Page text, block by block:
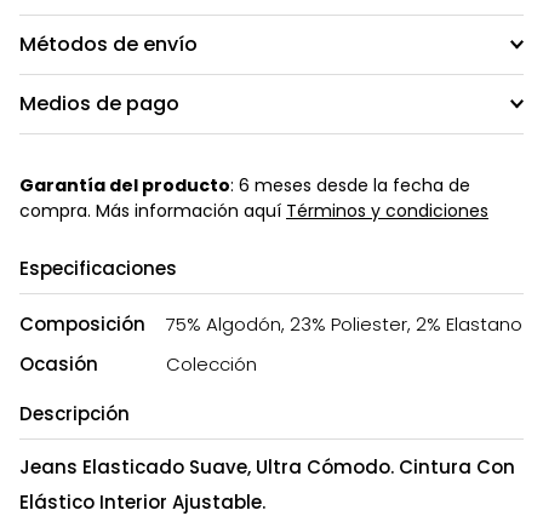
Métodos de envío
Medios de pago
Garantía del producto: 6 meses desde la fecha de
compra. Más información aquí Términos y condiciones
Especificaciones
Composición
75% Algodón, 23% Poliester, 2% Elastano
Ocasión
Colección
Descripción
Jeans Elasticado Suave, Ultra Cómodo. Cintura Con
Elástico Interior Ajustable.